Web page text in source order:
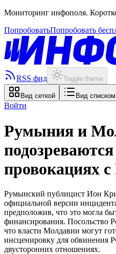
Мониторинг инфополя.
ПопробоватьПопробовать
RSS фид Toggle theme
Вид сеткой Вид списком
Войти
Румыния и
провокациях
Румынский публицист Ион
официальной версии
предположив, что это могла
финансирования. Посольство
что власти Молдавии могут
инсценировку для обвинения
двусторонних отношениях.